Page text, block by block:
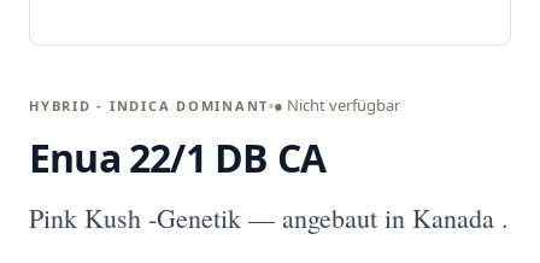
HYBRID - INDICA DOMINANT ● Nicht verfügbar
Enua 22/1 DB CA
Pink Kush -Genetik — angebaut in Kanada .